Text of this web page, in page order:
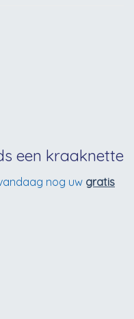
een kraaknette
nog uw gratis